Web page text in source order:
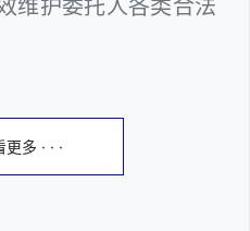
维护委托人各类合法
更多 · · ·